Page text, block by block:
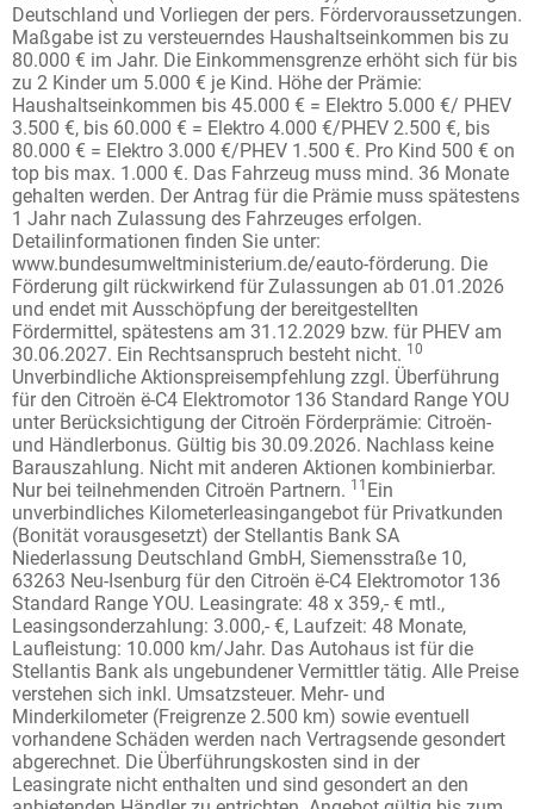
Deutschland und Vorliegen der pers. Fördervoraussetzungen.
Maßgabe ist zu versteuerndes Haushaltseinkommen bis zu
80.000 € im Jahr. Die Einkommensgrenze erhöht sich für bis
zu 2 Kinder um 5.000 € je Kind. Höhe der Prämie:
Haushaltseinkommen bis 45.000 € = Elektro 5.000 €/ PHEV
3.500 €, bis 60.000 € = Elektro 4.000 €/PHEV 2.500 €, bis
80.000 € = Elektro 3.000 €/PHEV 1.500 €. Pro Kind 500 € on
top bis max. 1.000 €. Das Fahrzeug muss mind. 36 Monate
gehalten werden. Der Antrag für die Prämie muss spätestens
1 Jahr nach Zulassung des Fahrzeuges erfolgen.
Detailinformationen finden Sie unter:
www.bundesumweltministerium.de/eauto-förderung. Die
Förderung gilt rückwirkend für Zulassungen ab 01.01.2026
und endet mit Ausschöpfung der bereitgestellten
Fördermittel, spätestens am 31.12.2029 bzw. für PHEV am
30.06.2027. Ein Rechtsanspruch besteht nicht. 10
Unverbindliche Aktionspreisempfehlung zzgl. Überführung
für den Citroën ë-C4 Elektromotor 136 Standard Range YOU
unter Berücksichtigung der Citroën Förderprämie: Citroën-
und Händlerbonus. Gültig bis 30.09.2026. Nachlass keine
Barauszahlung. Nicht mit anderen Aktionen kombinierbar.
Nur bei teilnehmenden Citroën Partnern. 11 Ein
unverbindliches Kilometerleasingangebot für Privatkunden
(Bonität vorausgesetzt) der Stellantis Bank SA
Niederlassung Deutschland GmbH, Siemensstraße 10,
63263 Neu-Isenburg für den Citroën ë-C4 Elektromotor 136
Standard Range YOU. Leasingrate: 48 x 359,- € mtl.,
Leasingsonderzahlung: 3.000,- €, Laufzeit: 48 Monate,
Laufleistung: 10.000 km/Jahr. Das Autohaus ist für die
Stellantis Bank als ungebundener Vermittler tätig. Alle Preise
verstehen sich inkl. Umsatzsteuer. Mehr- und
Minderkilometer (Freigrenze 2.500 km) sowie eventuell
vorhandene Schäden werden nach Vertragsende gesondert
abgerechnet. Die Überführungskosten sind in der
Leasingrate nicht enthalten und sind gesondert an den